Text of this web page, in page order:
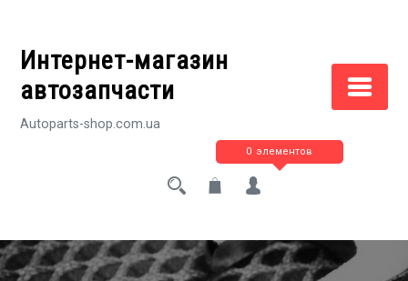
содержимому
Интернет-магазин
автозапчасти
Autoparts-shop.com.ua
0 элементов